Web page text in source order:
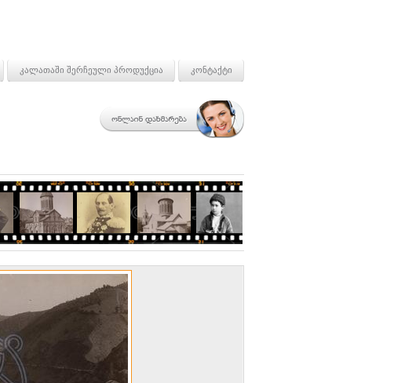
კალათაში შერჩეული პროდუქცია კონტაქტი